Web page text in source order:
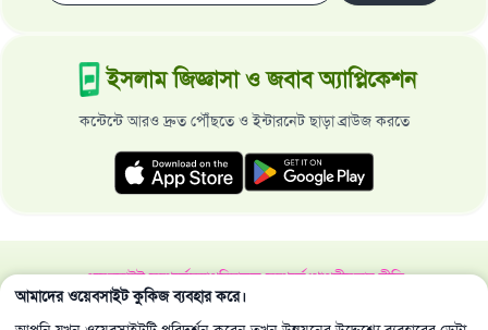
ইসলাম জিজ্ঞাসা ও জবাব অ্যাপ্লিকেশন
কন্টেন্টে আরও দ্রুত পৌঁছতে ও ইন্টারনেট ছাড়া ব্রাউজ করতে
ওয়েবসাইট সম্পর্কেমহাপরিচালক সম্পর্কেগোপনীয়তার নীতি
সর্বস্বত্ব ইসলাম জিজ্ঞাসা ও জবাব ওয়েবসাইট কর্তৃক সংরক্ষিত 1997-2025 ©
আমাদের ওয়েবসাইট কুকিজ ব্যবহার করে।